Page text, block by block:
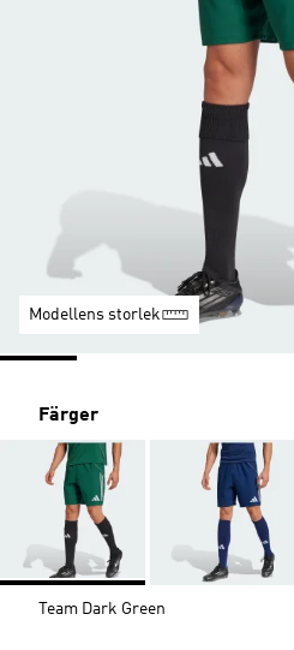
Modellens storlek
Färger
Team Dark Green